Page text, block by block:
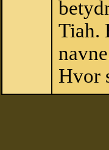
Tiah.
Hvor